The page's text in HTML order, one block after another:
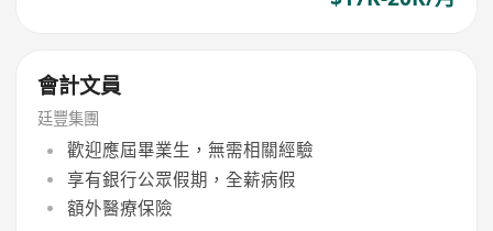
會計文員
廷豐集團
歡迎應屆畢業生，無需相關經驗
享有銀行公眾假期，全薪病假
額外醫療保險